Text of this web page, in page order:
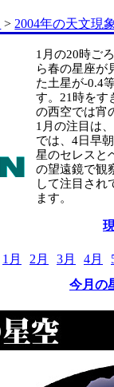
> 2004年の天文現
1月の20時ご
ら春の星座が
た土星が-0.4
す。21時をす
の西空では宵
1月の注目は
では、4日早
星のセレスと
の望遠鏡で観
して注目され
ます。
1月 2月 3月 4月
今月の